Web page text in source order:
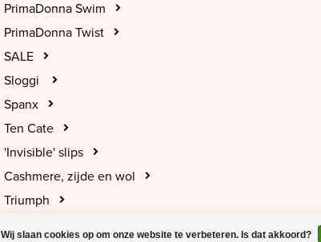
PrimaDonna Swim
PrimaDonna Twist
SALE
Sloggi
Spanx
Ten Cate
'Invisible' slips
Cashmere, zijde en wol
Triumph
Wij slaan cookies op om onze website te verbeteren. Is dat akkoord?